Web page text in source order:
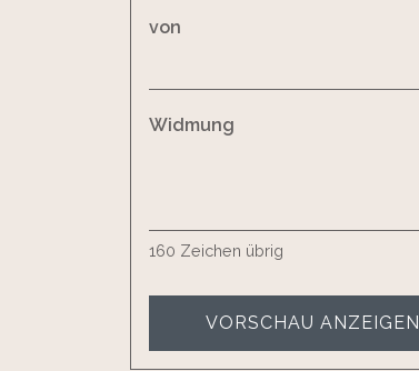
von
Widmung
160 Zeichen übrig
VORSCHAU ANZEIGEN